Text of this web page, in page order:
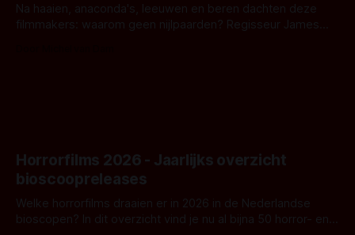
Na haaien, anaconda's, leeuwen en beren dachten deze
filmmakers: waarom geen nijlpaarden? Regisseur James
Horrorfilms 2026 - Jaarlijks overzicht
bioscoopreleases
Welke horrorfilms draaien er in 2026 in de Nederlandse
bioscopen? In dit overzicht vind je nu al bijna 50 horror- en